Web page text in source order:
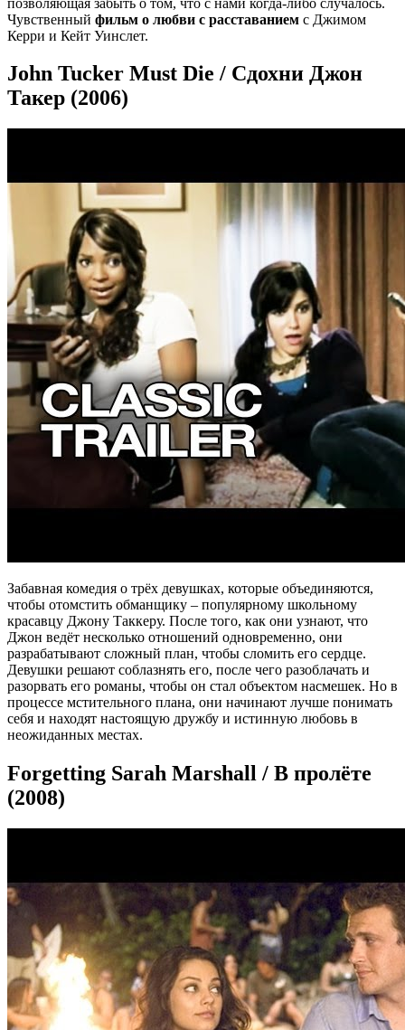
Чувственный фильм о любви с расставанием с Джимом
Керри и Кейт Уинслет.
John Tucker Must Die / Сдохни Джон
Такер (2006)
Забавная комедия о трёх девушках, которые объединяются,
чтобы отомстить обманщику – популярному школьному
красавцу Джону Таккеру. После того, как они узнают, что
Джон ведёт несколько отношений одновременно, они
разрабатывают сложный план, чтобы сломить его сердце.
Девушки решают соблазнять его, после чего разоблачать и
разорвать его романы, чтобы он стал объектом насмешек. Но в
процессе мстительного плана, они начинают лучше понимать
себя и находят настоящую дружбу и истинную любовь в
неожиданных местах.
Forgetting Sarah Marshall / В пролёте
(2008)